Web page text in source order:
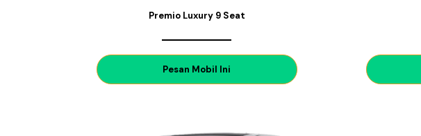
Premio Luxury 9 Seat
Pesan Mobil Ini